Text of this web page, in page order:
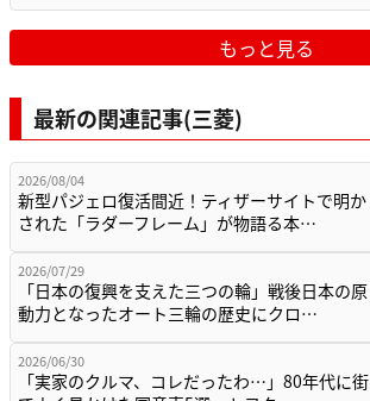
もっと見る
最新の関連記事(三菱)
2026/08/04
新型パジェロ復活間近！ティザーサイトで明か
された「ラダーフレーム」が物語る本…
2026/07/29
「日本の復興を支えた三つの輪」戦後日本の原
動力となったオート三輪の歴史にクロ…
2026/06/30
「実家のクルマ、コレだったわ…」80年代に街